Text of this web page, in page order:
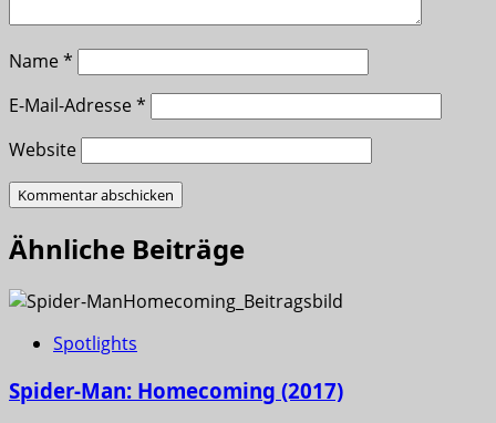
Name*
E-Mail-Adresse*
Website
Ähnliche Beiträge
Spotlights
Spider-Man: Homecoming (2017)